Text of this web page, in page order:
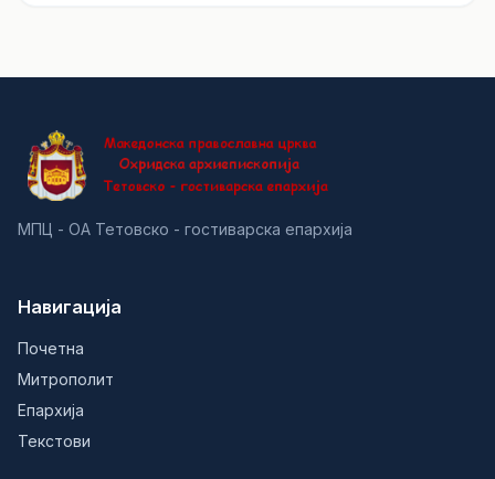
МПЦ - ОА Тетовско - гостиварска епархија
Навигација
Почетна
Митрополит
Епархија
Текстови